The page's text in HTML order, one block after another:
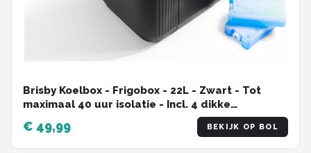
Brisby Koelbox - Frigobox - 22L - Zwart - Tot
maximaal 40 uur isolatie - Incl. 4 dikke
koelelementen van 450ml - Temperatuur veilige
sluiting - Nieuw ontwerp met koelelementen
vergrendeld in deksel
€ 49,99 BEKIJK OP BOL